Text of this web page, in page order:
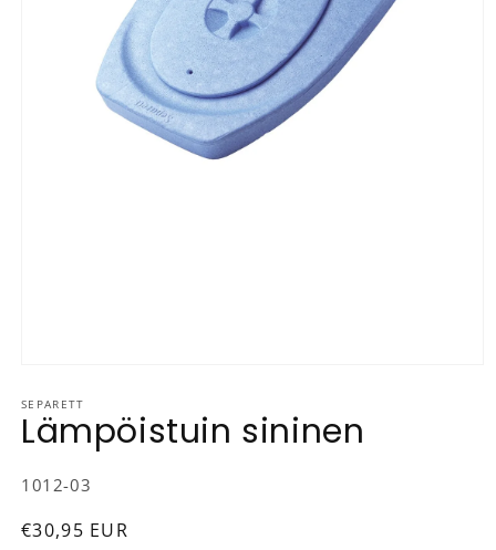
SEPARETT
Lämpöistuin sininen
SKU-koodi:
1012-03
Normaalihinta
€30,95 EUR